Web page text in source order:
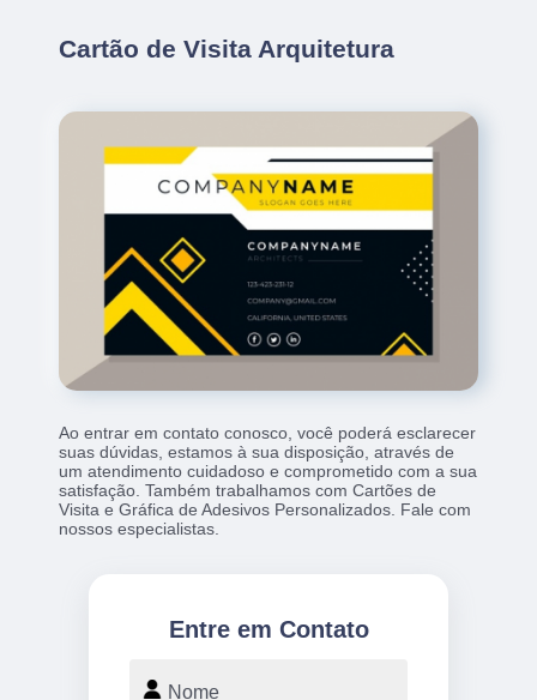
Cartão de Visita Arquitetura
Ao entrar em contato conosco, você poderá esclarecer
suas dúvidas, estamos à sua disposição, através de
um atendimento cuidadoso e comprometido com a sua
satisfação. Também trabalhamos com Cartões de
Visita e Gráfica de Adesivos Personalizados. Fale com
nossos especialistas.
Entre em Contato